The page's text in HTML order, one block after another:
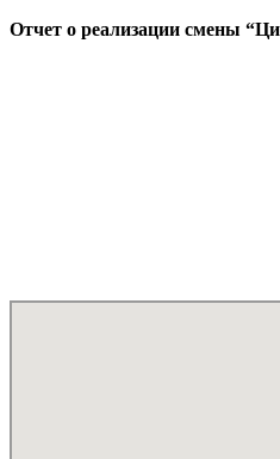
Отчет о реализации смены